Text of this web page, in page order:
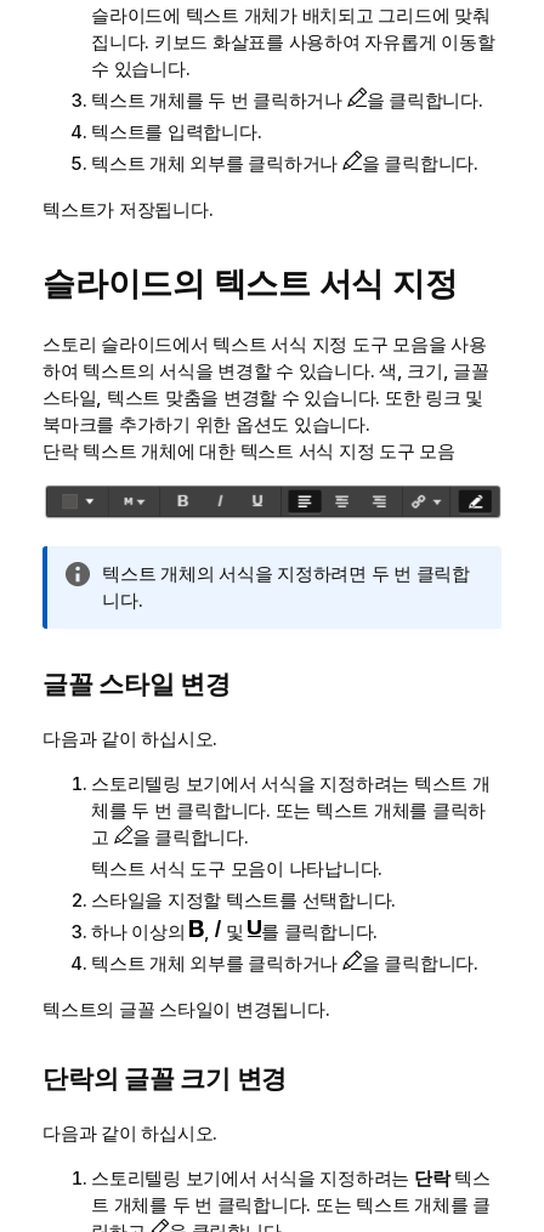
슬라이드에 텍스트 개체가 배치되고 그리드에 맞춰
집니다. 키보드 화살표를 사용하여 자유롭게 이동할
수 있습니다.
텍스트 개체를 두 번 클릭하거나
을 클릭합니다.
텍스트를 입력합니다.
텍스트 개체 외부를 클릭하거나
을 클릭합니다.
텍스트가 저장됩니다.
슬라이드의 텍스트 서식 지정
스토리 슬라이드에서 텍스트 서식 지정 도구 모음을 사용
하여 텍스트의 서식을 변경할 수 있습니다. 색, 크기, 글꼴
스타일, 텍스트 맞춤을 변경할 수 있습니다. 또한 링크 및
북마크를 추가하기 위한 옵션도 있습니다.
단락 텍스트 개체에 대한 텍스트 서식 지정 도구 모음
정
보
텍스트 개체의 서식을 지정하려면 두 번 클릭합
니다.
글꼴 스타일 변경
다음과 같이 하십시오.
스토리텔링 보기에서 서식을 지정하려는 텍스트 개
체를 두 번 클릭합니다. 또는 텍스트 개체를 클릭하
고
을 클릭합니다.
텍스트 서식 도구 모음이 나타납니다.
스타일을 지정할 텍스트를 선택합니다.
하나 이상의
및
를 클릭합니다.
텍스트 개체 외부를 클릭하거나
을 클릭합니다.
텍스트의 글꼴 스타일이 변경됩니다.
단락의 글꼴 크기 변경
다음과 같이 하십시오.
스토리텔링 보기에서 서식을 지정하려는 단락텍스
트 개체를 두 번 클릭합니다. 또는 텍스트 개체를 클